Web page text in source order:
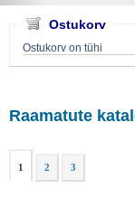
Ostukorv
Ostukorv on tühi
Raamatute
1 2 3